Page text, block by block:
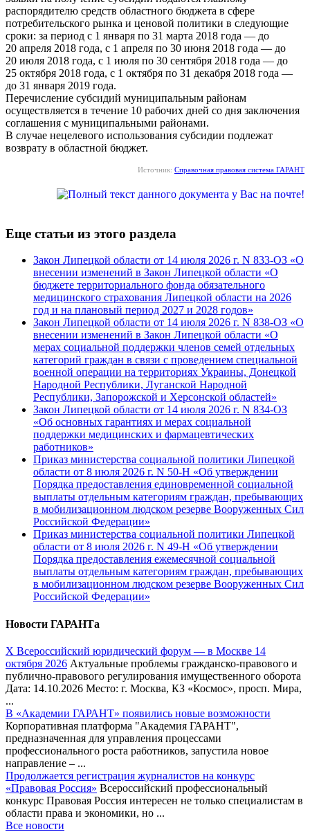
распорядителю средств областного бюджета в сфере
потребительского рынка и ценовой политики в следующие
сроки: за период с 1 января по 31 марта 2018 года — до
20 апреля 2018 года, с 1 апреля по 30 июня 2018 года — до
20 июля 2018 года, с 1 июля по 30 сентября 2018 года — до
25 октября 2018 года, с 1 октября по 31 декабря 2018 года —
до 31 января 2019 года.
Перечисление субсидий муниципальным районам
осуществляется в течение 10 рабочих дней со дня заключения
соглашения с муниципальными районами.
В случае нецелевого использования субсидии подлежат
возврату в областной бюджет.
Источник: Справочная правовая система ГАРАНТ
Еще статьи из этого раздела
Закон Липецкой области от 14 июля 2026 г. N 833-ОЗ «О
внесении изменений в Закон Липецкой области «О
бюджете территориального фонда обязательного
медицинского страхования Липецкой области на 2026
год и на плановый период 2027 и 2028 годов»
Закон Липецкой области от 14 июля 2026 г. N 838-ОЗ «О
внесении изменений в Закон Липецкой области «О
мерах социальной поддержки членов семей отдельных
категорий граждан в связи с проведением специальной
военной операции на территориях Украины, Донецкой
Народной Республики, Луганской Народной
Республики, Запорожской и Херсонской областей»
Закон Липецкой области от 14 июля 2026 г. N 834-ОЗ
«Об основных гарантиях и мерах социальной
поддержки медицинских и фармацевтических
работников»
Приказ министерства социальной политики Липецкой
области от 8 июля 2026 г. N 50-Н «Об утверждении
Порядка предоставления единовременной социальной
выплаты отдельным категориям граждан, пребывающих
в мобилизационном людском резерве Вооруженных Сил
Российской Федерации»
Приказ министерства социальной политики Липецкой
области от 8 июля 2026 г. N 49-Н «Об утверждении
Порядка предоставления ежемесячной социальной
выплаты отдельным категориям граждан, пребывающих
в мобилизационном людском резерве Вооруженных Сил
Российской Федерации»
Новости ГАРАНТа
Х Всероссийский юридический форум — в Москве 14
октября 2026 Актуальные проблемы гражданско-правового и
публично-правового регулирования имущественного оборота
Дата: 14.10.2026 Место: г. Москва, КЗ «Космос», просп. Мира,
...
В «Академии ГАРАНТ» появились новые возможности
Корпоративная платформа "Академия ГАРАНТ",
предназначенная для управления процессами
профессионального роста работников, запустила новое
направление – ...
Продолжается регистрация журналистов на конкурс
«Правовая Россия» Всероссийский профессиональный
конкурс Правовая Россия интересен не только специалистам в
области права и экономики, но ...
Все новости